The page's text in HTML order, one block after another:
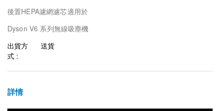
後置HEPA濾網濾芯適用於
Dyson V6 系列無線吸塵機
出貨方
式 :
送貨
詳情